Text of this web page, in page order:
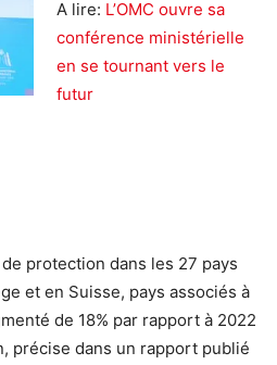
A lire: L’OMC ouvre sa
conférence ministérielle
en se tournant vers le
futur
protection dans les 27 pays
et en Suisse, pays associés à
de 18% par rapport à 2022
précise dans un rapport publié